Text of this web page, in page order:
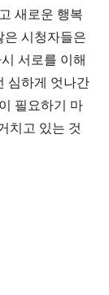
새로운 행복
은 시청자들은
서로를 이해
심하게 엇나간
필요하기 마
치고 있는 것